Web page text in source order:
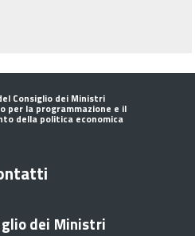
Consiglio dei Ministri
per la programmazione e il
della politica economica
dei Ministri